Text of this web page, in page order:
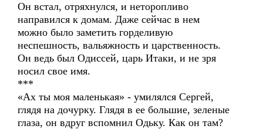
Он встал, отряхнулся, и неторопливо
направился к домам. Даже сейчас в нем
можно было заметить горделивую
неспешность, вальяжность и царственность.
Он ведь был Одиссей, царь Итаки, и не зря
носил свое имя.
***
«Ах ты моя маленькая» - умилялся Сергей,
глядя на дочурку. Глядя в ее большие, зеленые
глаза, он вдруг вспомнил Одьку. Как он там?